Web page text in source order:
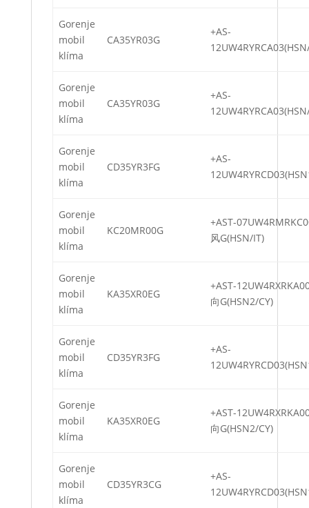
Gorenje
mobil
klíma
CA35YR03G
+AS-
Gorenje
mobil
klíma
CA35YR03G
+AS-
Gorenje
mobil
klíma
CD35YR3FG
+AS-
Gorenje
mobil
klíma
KC20MR00G
+AST-
风G(HSN/IT)
Gorenje
mobil
klíma
KA35XR0EG
+AST-
向G(HSN2/CY)
Gorenje
mobil
klíma
CD35YR3FG
+AS-
Gorenje
mobil
klíma
KA35XR0EG
+AST-
向G(HSN2/CY)
Gorenje
mobil
klíma
CD35YR3CG
+AS-